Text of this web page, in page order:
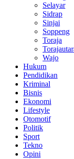
Selayar
Sidrap
Sinjai
Soppeng
Toraja
Wajo
Hukum
Pendidikan
Kriminal
Bisnis
Ekonomi
Lifestyle
Otomotif
Politik
Sport
Tekno
Opini